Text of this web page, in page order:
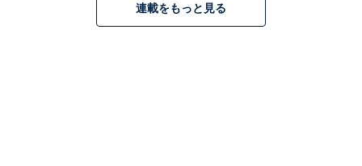
連載をもっと見る